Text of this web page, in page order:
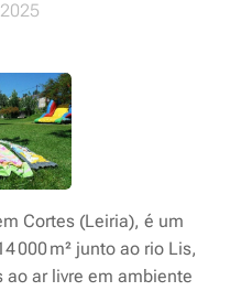
Cortes (Leiria), é um
000 m² junto ao rio Lis,
ar livre em ambiente